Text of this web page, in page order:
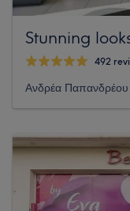
Stunning
492
Ανδρέα